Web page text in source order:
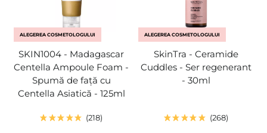
ALEGEREA COSMETOLOGULUI
SKIN1004 - Madagascar
Centella Ampoule Foam -
Spumă de față cu
Centella Asiatică - 125ml
218
ALEGEREA COSMETOLOGULUI
SkinTra - Ceramide
Cuddles - Ser regenerant
- 30ml
268